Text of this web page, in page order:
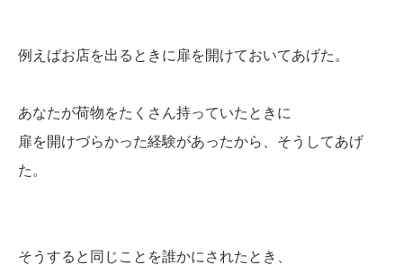
例えばお店を出るときに扉を開けておいてあげた。
あなたが荷物をたくさん持っていたときに
扉を開けづらかった経験があったから、そうしてあげ
た。
そうすると同じことを誰かにされたとき、